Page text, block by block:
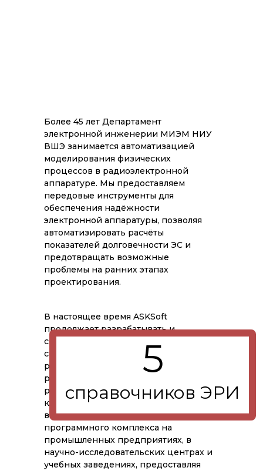
Более 45 лет Департамент
электронной инженерии МИЭМ НИУ
ВШЭ занимается автоматизацией
моделирования физических
процессов в радиоэлектронной
аппаратуре. Мы предоставляем
передовые инструменты для
обеспечения надёжности
электронной аппаратуры, позволяя
автоматизировать расчёты
показателей долговечности ЭС и
предотвращать возможные
проблемы на ранних этапах
проектирования.
В настоящее время ASKSoft
продолжает разрабатывать и
совершенствовать ПК АСОНИКА-К,
сосредотачиваясь на возможностях
расчёта показателей долговечности и
ремонтопригодности
радиоэлектронной аппаратуры. Наша
компания уделяет значительное
внимание вопросам внедрения
программного комплекса на
промышленных предприятиях, в
научно-исследовательских центрах и
учебных заведениях, предоставляя
5
справочников ЭРИ